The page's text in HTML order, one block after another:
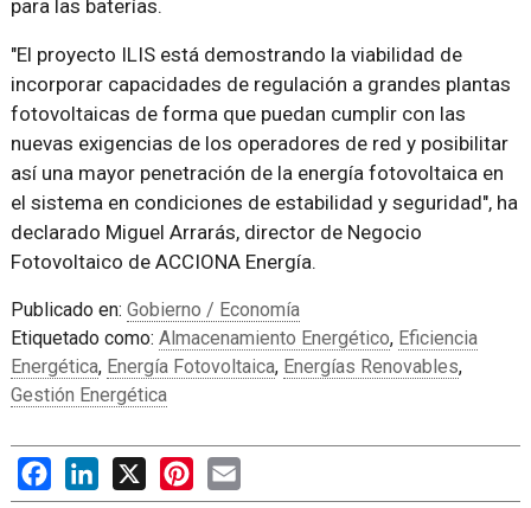
para las baterías.
"El proyecto ILIS está demostrando la viabilidad de
incorporar capacidades de regulación a grandes plantas
fotovoltaicas de forma que puedan cumplir con las
nuevas exigencias de los operadores de red y posibilitar
así una mayor penetración de la energía fotovoltaica en
el sistema en condiciones de estabilidad y seguridad", ha
declarado Miguel Arrarás, director de Negocio
Fotovoltaico de ACCIONA Energía.
Publicado en: Gobierno / Economía
Etiquetado como: Almacenamiento Energético, Eficiencia
Energética, Energía Fotovoltaica, Energías Renovables,
Gestión Energética
FacebookLinkedIn Pinterest